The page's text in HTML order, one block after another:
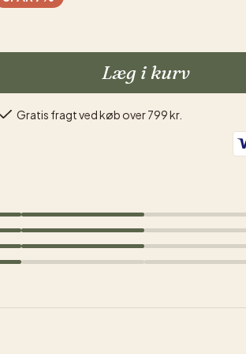
Læg i kurv
Gratis fragt ved køb over 799 kr.